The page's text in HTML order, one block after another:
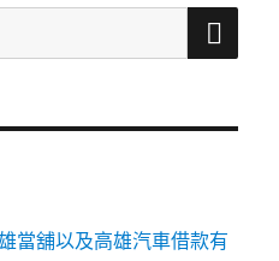
搜
當舖以及高雄汽車借款有